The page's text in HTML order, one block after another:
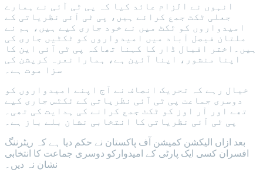
انہوں نے الزام عائد کیا کہ پی ٹی آئی نے ہمارے
جعلی ٹکٹ جمع کرائے ہیں، پی ٹی آئی نظریاتی کے
امیدواروں کو ٹکٹ میں نے خود جاری کیے ہیں، ہم نے
ملتان فیصل آباد میں امیدواروں کو ٹکٹیں جاری کی
ہیں۔اختر اقبال ڈار کا کہنا تھاکہ پی ٹی آئی این کا
اپنا منشور، اپنا آئین ہے، ہمارا نعرہ کرپشن کی
سزا موت ہے۔
خیال رہے کہ تحریک انصاف نے آج اپنے امیدواروں کو
دوسری جماعت پی ٹی آئی نظریاتی کے ٹکٹس جاری کیے
تھے اور آر اوز کو ٹکٹ جمع کرانے کی ہدایت کی تھی۔
پی ٹی آئی نظریاتی کا انتخابی نشان بلے باز ہے۔
بعد ازاں الیکشن کمیشن آف پاکستان نے حکم دیا ہے کہ ریٹرننگ
افسران کسی ایک پارٹی کے امیدوارکو دوسری جماعت کا انتخابی
نشان نہ دیں۔